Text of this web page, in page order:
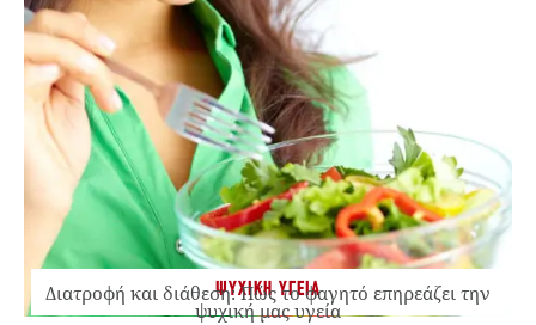
ΨΥΧΙΚΗ ΥΓΕΙΑ
Διατροφή και διάθεση: Πώς το φαγητό επηρεάζει την
ψυχική μας υγεία